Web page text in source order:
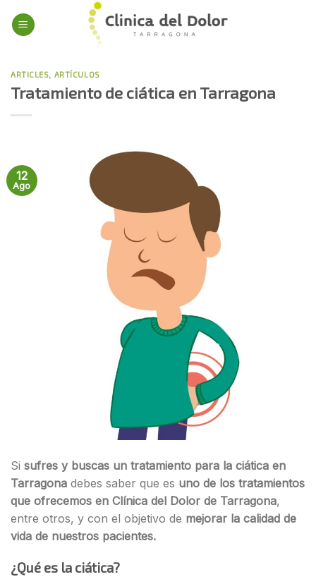
ARTICLES, ARTÍCULOS
Tratamiento de ciática en Tarragona
12
Ago
Si sufres y buscas un tratamiento para la ciática en
Tarragona debes saber que es uno de los tratamientos
que ofrecemos en Clínica del Dolor de Tarragona,
entre otros, y con el objetivo de mejorar la calidad de
vida de nuestros pacientes.
¿Qué es la ciática?